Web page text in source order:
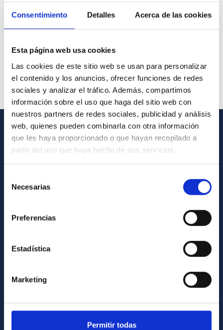
Consentimiento Detalles Acerca de las cookies
Esta página web usa cookies
Las cookies de este sitio web se usan para personalizar
el contenido y los anuncios, ofrecer funciones de redes
sociales y analizar el tráfico. Además, compartimos
información sobre el uso que haga del sitio web con
nuestros partners de redes sociales, publicidad y análisis
web, quienes pueden combinarla con otra información
que les haya proporcionado o que hayan recopilado a
partir del uso que haya hecho de sus servicios.
Necesarias
Preferencias
Estadística
Marketing
Permitir todas
GENERAL INFORMATION
ABOUT THE IAC
Gender equality and diversity